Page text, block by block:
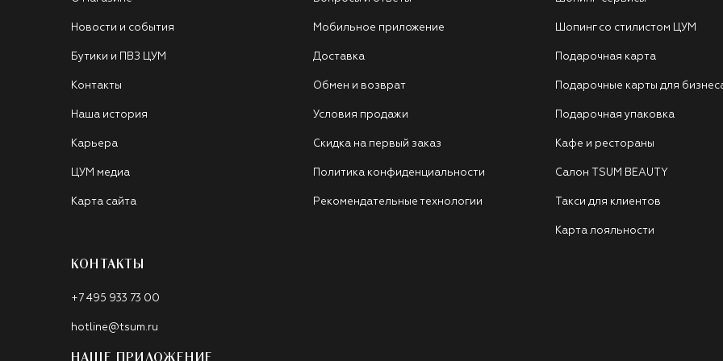
Новости и события
Бутики и ПВЗ ЦУМ
Контакты
Наша история
Карьера
ЦУМ медиа
Карта сайта
Мобильное приложение
Доставка
Обмен и возврат
Условия продажи
Скидка на первый заказ
Политика конфиденциальности
Рекомендательные технологии
Шопинг со стилистом ЦУМ
Подарочная карта
Подарочные карты для
Подарочная упаковка
Кафе и рестораны
Салон TSUM BEAUTY
Такси для клиентов
Карта лояльности
КОНТАКТЫ
+7 495 933 73 00
hotline@tsum.ru
НАШЕ ПРИЛОЖЕНИЕ